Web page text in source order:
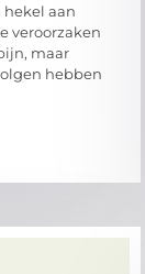
hekel aan
veroorzaken
maar
hebben